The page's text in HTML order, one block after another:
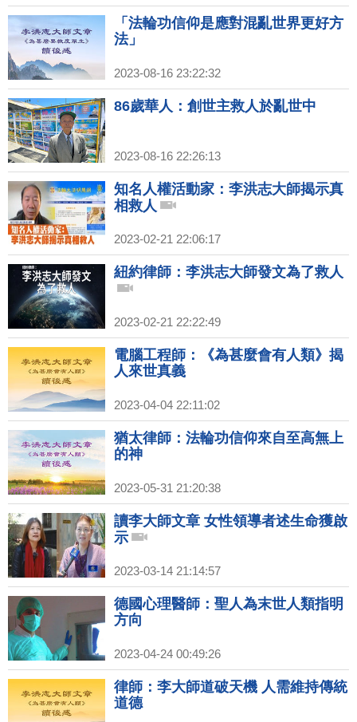
「法輪功信仰是應對混亂世界更好方
法」
2023-08-16 23:22:32
86歲華人：創世主救人於亂世中
2023-08-16 22:26:13
知名人權活動家：李洪志大師揭示真
相救人
2023-02-21 22:06:17
紐約律師：李洪志大師發文為了救人
2023-02-21 22:22:49
電腦工程師：《為甚麼會有人類》揭
人來世真義
2023-04-04 22:11:02
猶太律師：法輪功信仰來自至高無上
的神
2023-05-31 21:20:38
讀李大師文章 女性領導者述生命獲啟
示
2023-03-14 21:14:57
德國心理醫師：聖人為末世人類指明
方向
2023-04-24 00:49:26
律師：李大師道破天機 人需維持傳統
道德